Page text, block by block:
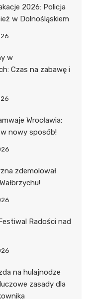
2026: Policja
w Dolnośląskiem
w
Czas na zabawę i
Wrocławia:
nowy sposób!
zdemolował
Radości nad
na hulajnodze
zasady dla